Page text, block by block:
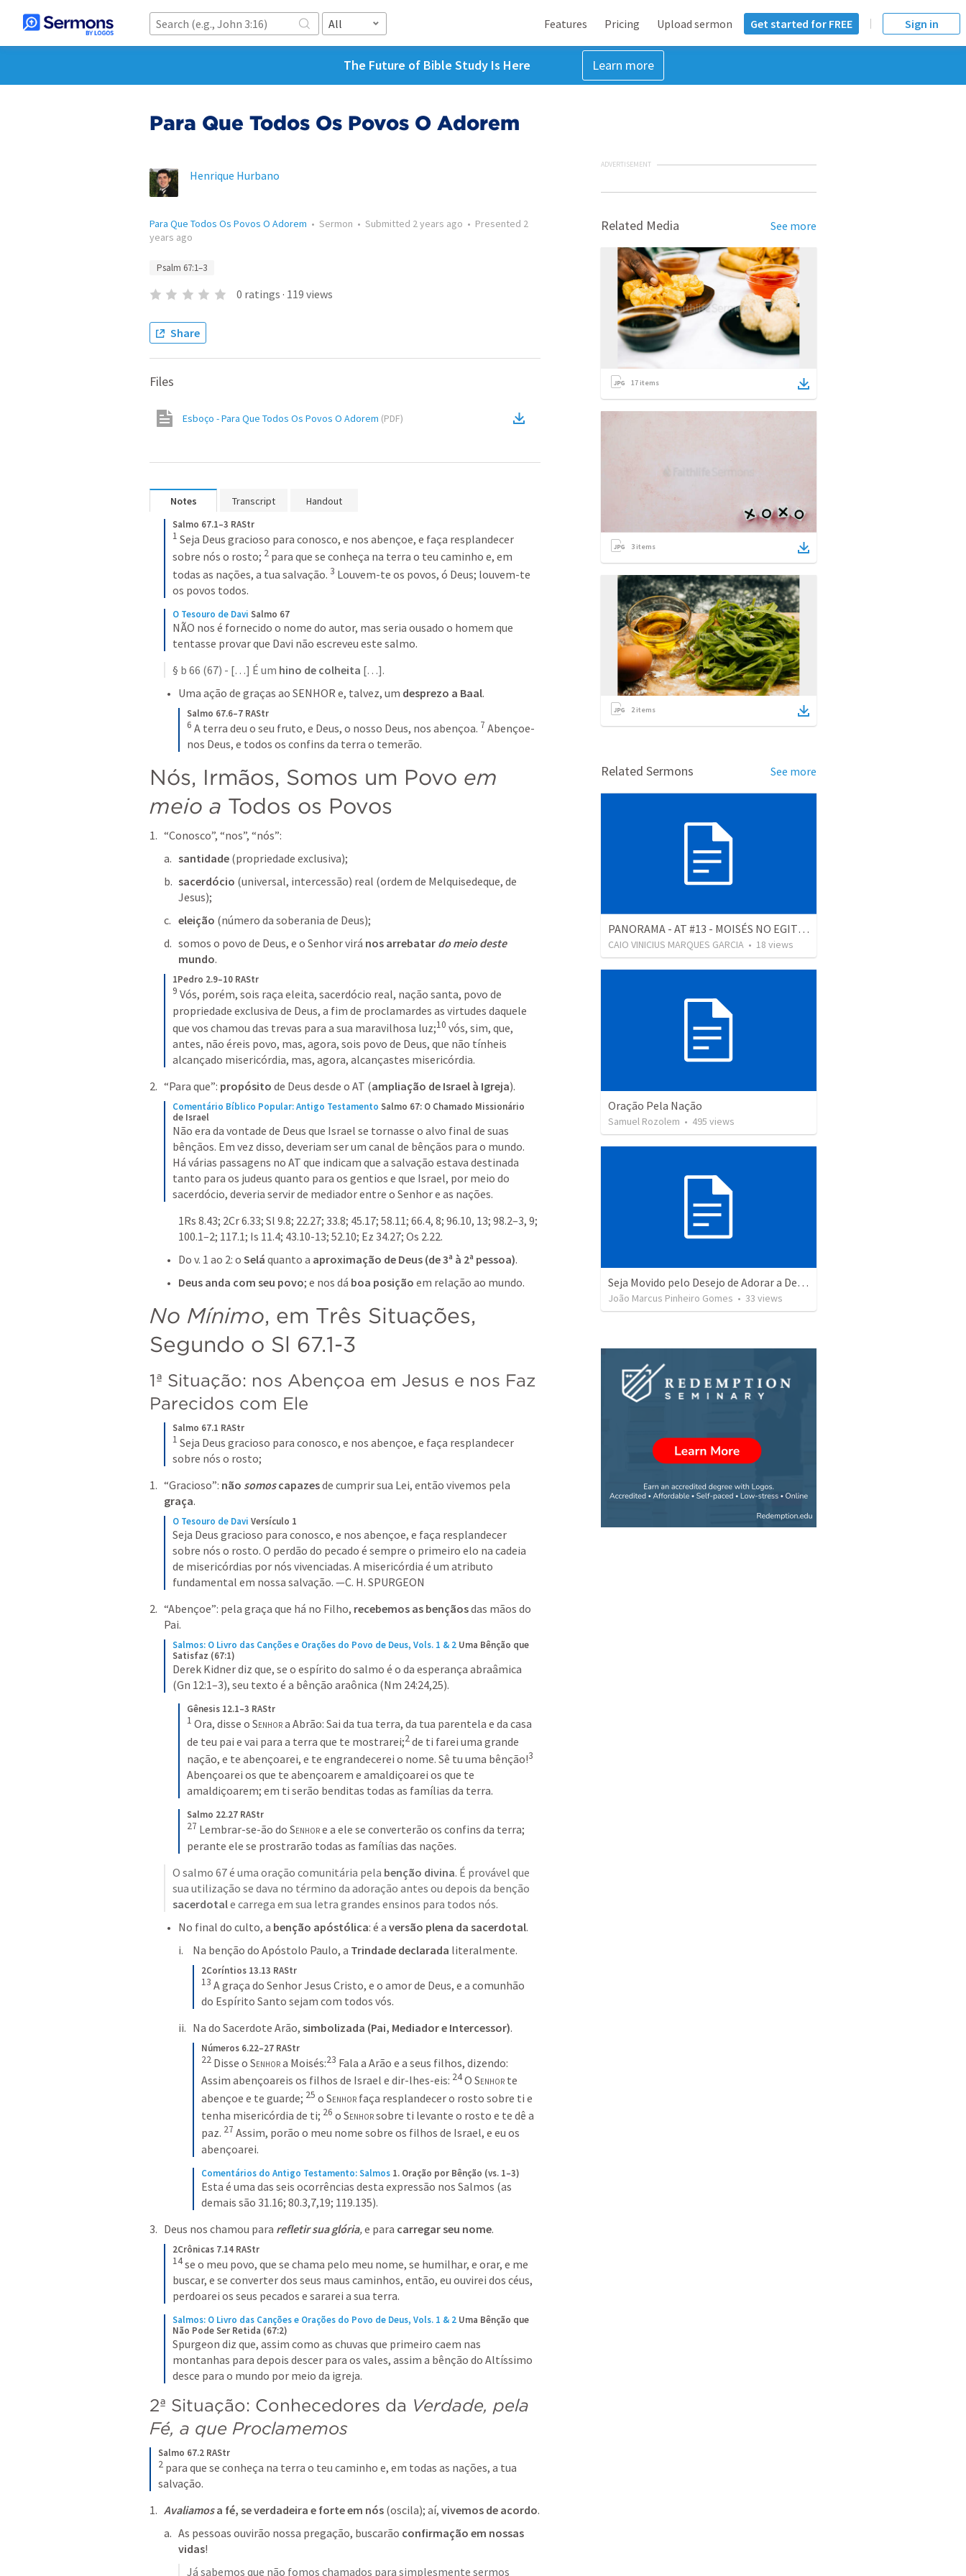
All Features Pricing Upload sermon Get started for FREE Sign in
The Future of Bible Study Is Here Learn more
Para Que Todos Os Povos O Adorem
Henrique Hurbano
Para Que Todos Os Povos O Adorem • Sermon • Submitted 2 years ago • Presented 2
years ago
Psalm 67:1–3
0 ratings · 119 views
Share
Files
Esboço - Para Que Todos Os Povos O Adorem (PDF)
Notes Transcript Handout
Salmo 67.1–3 RAStr
1 Seja Deus gracioso para conosco, e nos abençoe, e faça resplandecer
sobre nós o rosto; 2 para que se conheça na terra o teu caminho e, em
todas as nações, a tua salvação. 3 Louvem-te os povos, ó Deus; louvem-te
os povos todos.
O Tesouro de Davi Salmo 67
NÃO nos é fornecido o nome do autor, mas seria ousado o homem que
tentasse provar que Davi não escreveu este salmo.
§ b 66 (67) - […] É um hino de colheita […].
Uma ação de graças ao SENHOR e, talvez, um desprezo a Baal.
Salmo 67.6–7 RAStr
6 A terra deu o seu fruto, e Deus, o nosso Deus, nos abençoa. 7 Abençoe-
nos Deus, e todos os confins da terra o temerão.
Nós, Irmãos, Somos um Povo em
meio a Todos os Povos
“Conosco”, “nos”, “nós”:
santidade (propriedade exclusiva);
sacerdócio (universal, intercessão) real (ordem de Melquisedeque, de
Jesus);
eleição (número da soberania de Deus);
somos o povo de Deus, e o Senhor virá nos arrebatar
do meio deste
mundo.
1Pedro 2.9–10 RAStr
9 Vós, porém, sois raça eleita, sacerdócio real, nação santa, povo de
propriedade exclusiva de Deus, a fim de proclamardes as virtudes daquele
que vos chamou das trevas para a sua maravilhosa luz;10 vós, sim, que,
antes, não éreis povo, mas, agora, sois povo de Deus, que não tínheis
alcançado misericórdia, mas, agora, alcançastes misericórdia.
“Para que”: propósito de Deus desde o AT (ampliação de Israel à Igreja).
Comentário Bíblico Popular: Antigo Testamento Salmo 67: O Chamado Missionário
de Israel
Não era da vontade de Deus que Israel se tornasse o alvo final de suas
bênçãos. Em vez disso, deveriam ser um canal de bênçãos para o mundo.
Há várias passagens no AT que indicam que a salvação estava destinada
tanto para os judeus quanto para os gentios e que Israel, por meio do
sacerdócio, deveria servir de mediador entre o Senhor e as nações.
1Rs 8.43; 2Cr 6.33; Sl 9.8; 22.27; 33.8; 45.17; 58.11; 66.4, 8; 96.10, 13; 98.2–3, 9
100.1–2; 117.1; Is 11.4; 43.10-13; 52.10; Ez 34.27; Os 2.22.
Do v. 1 ao 2: o Selá quanto a aproximação de Deus (de 3ª à 2ª pessoa).
Deus anda com seu povo; e nos dá boa posição em relação ao mundo.
No Mínimo, em Três Situações,
Segundo o Sl 67.1-3
1ª Situação: nos Abençoa em Jesus e nos Faz
Parecidos com Ele
Salmo 67.1 RAStr
1 Seja Deus gracioso para conosco, e nos abençoe, e faça resplandecer
sobre nós o rosto;
“Gracioso”: não somos capazes
graça.
O Tesouro de Davi Versículo 1
Seja Deus gracioso para conosco, e nos abençoe, e faça resplandecer
sobre nós o rosto. O perdão do pecado é sempre o primeiro elo na cadeia
de misericórdias por nós vivenciadas. A misericórdia é um atributo
fundamental em nossa salvação. —C. H. SPURGEON
“Abençoe”: pela graça que há no Filho, recebemos as bençãos das mãos do
Pai.
Salmos: O Livro das Canções e Orações do Povo de Deus, Vols. 1 & 2 Uma Bênção que
Satisfaz (67:1)
Derek Kidner diz que, se o espírito do salmo é o da esperança abraâmica
(Gn 12:1–3), seu texto é a bênção araônica (Nm 24:24,25).
Gênesis 12.1–3 RAStr
1 Ora, disse o Senhor a Abrão: Sai da tua terra, da tua parentela e da casa
de teu pai e vai para a terra que te mostrarei;2de ti farei uma grande
nação, e te abençoarei, e te engrandecerei o nome. Sê tu uma bênção!3
Abençoarei os que te abençoarem e amaldiçoarei os que te
amaldiçoarem; em ti serão benditas todas as famílias da terra.
Salmo 22.27 RAStr
27 Lembrar-se-ão do Senhor e a ele se converterão os confins da terra;
perante ele se prostrarão todas as famílias das nações.
O salmo 67 é uma oração comunitária pela benção divina. É provável que
sua utilização se dava no término da adoração antes ou depois da benção
sacerdotal e carrega em sua letra grandes ensinos para todos nós.
No final do culto, a benção apóstólica: é a versão plena da sacerdotal.
Na benção do Apóstolo Paulo, a Trindade declarada literalmente.
2Coríntios 13.13 RAStr
13 A graça do Senhor Jesus Cristo, e o amor de Deus, e a comunhão
do Espírito Santo sejam com todos vós.
Na do Sacerdote Arão, simbolizada (Pai, Mediador e Intercessor).
Números 6.22–27 RAStr
22 Disse o Senhor a Moisés:23 Fala a Arão e a seus filhos, dizendo:
Assim abençoareis os filhos de Israel e dir-lhes-eis: 24O Senhor te
abençoe e te guarde; 25 o Senhor faça resplandecer o rosto sobre ti e
tenha misericórdia de ti; 26 o Senhor sobre ti levante o rosto e te dê a
paz. 27 Assim, porão o meu nome sobre os filhos de Israel, e eu os
abençoarei.
Comentários do Antigo Testamento: Salmos 1. Oração por Bênção (vs. 1–3)
Esta é uma das seis ocorrências desta expressão nos Salmos (as
demais são 31.16; 80.3,7,19; 119.135).
Deus nos chamou para refletir sua glória, e para carregar seu nome.
2Crônicas 7.14 RAStr
14se o meu povo, que se chama pelo meu nome, se humilhar, e orar, e me
buscar, e se converter dos seus maus caminhos, então, eu ouvirei dos céus,
perdoarei os seus pecados e sararei a sua terra.
Salmos: O Livro das Canções e Orações do Povo de Deus, Vols. 1 & 2 Uma Bênção que
Não Pode Ser Retida (67:2)
Spurgeon diz que, assim como as chuvas que primeiro caem nas
montanhas para depois descer para os vales, assim a bênção do Altíssimo
desce para o mundo por meio da igreja.
2ª Situação: Conhecedores da Verdade, pela
Fé, a que Proclamemos
Salmo 67.2 RAStr
2 para que se conheça na terra o teu caminho e, em todas as nações, a tua
salvação.
Avaliamos a fé, se verdadeira e forte em nós (oscila); aí, vivemos de acordo.
As pessoas ouvirão nossa pregação, buscarão confirmação em nossas
vidas!
Já sabemos que não fomos chamados para simplesmente sermos
ADVERTISEMENT
Related Media See more
17 items
3 items
2items
Related Sermons See more
PANORAMA - AT #13 - MOISÉS NO EGITO - PARTE 3
CAIO VINICIUS MARQUES GARCIA • 18 views
Oração Pela Nação
Samuel Rozolem • 495 views
Seja Movido pelo Desejo de Adorar a Deus (Sl 96)
João Marcus Pinheiro Gomes • 33 views